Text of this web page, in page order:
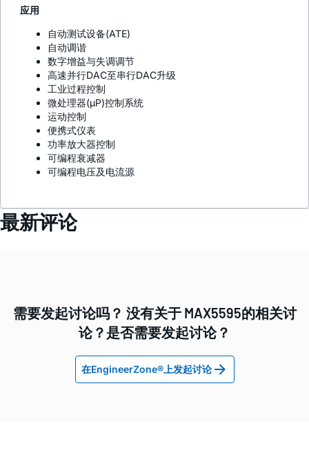
应用
自动测试设备(ATE)
自动调谐
数字增益与失调调节
高速并行DAC至串行DAC升级
工业过程控制
微处理器(µP)控制系统
运动控制
便携式仪表
功率放大器控制
可编程衰减器
可编程电压及电流源
最新评论
需要发起讨论吗？ 没有关于 MAX5595的相关讨
论？是否需要发起讨论？
在EngineerZone®上发起讨论